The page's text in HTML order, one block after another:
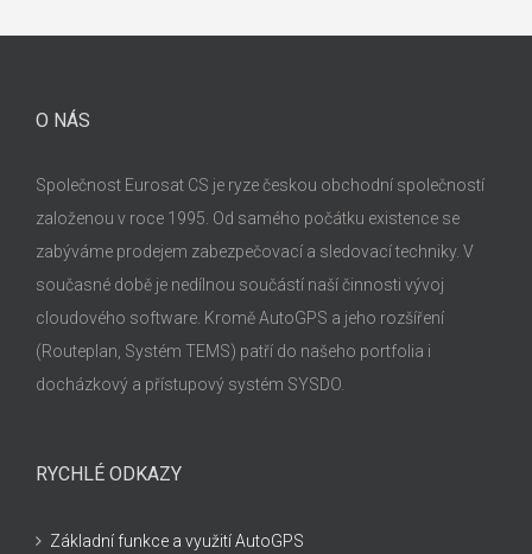
O NÁS
Společnost Eurosat CS je ryze českou obchodní společností
založenou v roce 1995. Od samého počátku existence se
zabýváme prodejem zabezpečovací a sledovací techniky. V
současné době je nedílnou součástí naší činnosti vývoj
cloudového software. Kromě AutoGPS a jeho rozšíření
(Routeplan, Systém TEMS) patří do našeho portfolia i
docházkový a přístupový systém SYSDO.
RYCHLÉ ODKAZY
Základní funkce a využití AutoGPS